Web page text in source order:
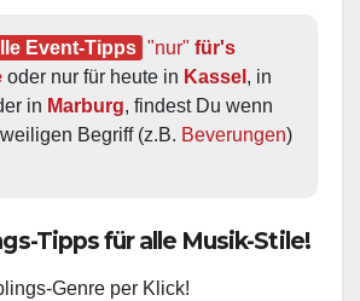
Event-Tipps "nur" für's
oder nur für heute in Kassel
in Marburg, findest Du wenn
Begriff (z.B. Beverungen)
Tipps für alle Musik-Stile!
Genre per Klick!